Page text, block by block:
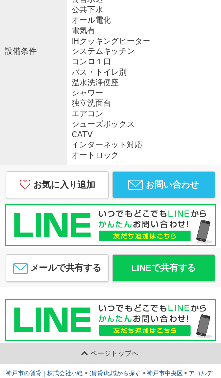
設備条件
公共下水
オール電化
電気有
IHクッキングヒーター
システムキッチン
コンロ１口
バス・トイレ別
温水洗浄便座
シャワー
独立洗面台
エアコン
シューズボックス
CATV
インターネット対応
オートロック
お気に入り追加 お問い合わせ
メールで共有する LINEで共有する
ページトップへ
神戸市の賃貸｜株式会社小総 > (賃貸)地域から探す > 神戸市中央区 > アコルデ